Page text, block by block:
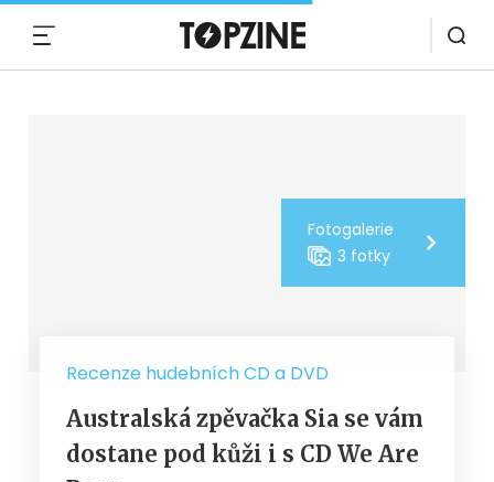
Fotogalerie
3 fotky
Recenze hudebních CD a DVD
Australská zpěvačka Sia se vám
dostane pod kůži i s CD We Are